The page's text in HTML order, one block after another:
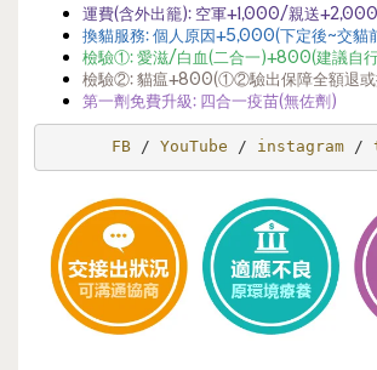
運費(含外出籠): 空軍+1,000/親送+2,000
換貓服務:個人原因+5,000(下定後~交貓
檢驗①:愛滋/白血(二合一)+800(建議自
檢驗②: 貓瘟+800(①②驗出保障全額退或
第一劑免費升級: 四合一疫苗(無佐劑)
FB / YouTube / instagram /